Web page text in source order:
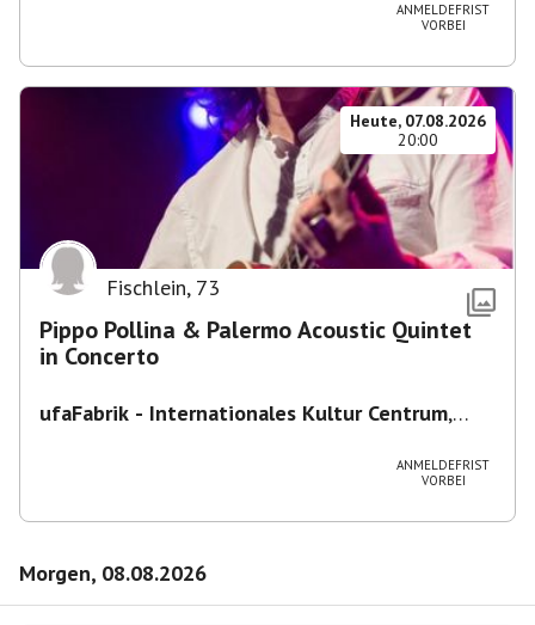
ANMELDEFRIST
VORBEI
Heute, 07.08.2026
20:00
Fischlein, 73
Pippo Pollina & Palermo Acoustic Quintet
in Concerto
ufaFabrik - Internationales Kultur Centrum,
ANMELDEFRIST
VORBEI
Morgen, 08.08.2026